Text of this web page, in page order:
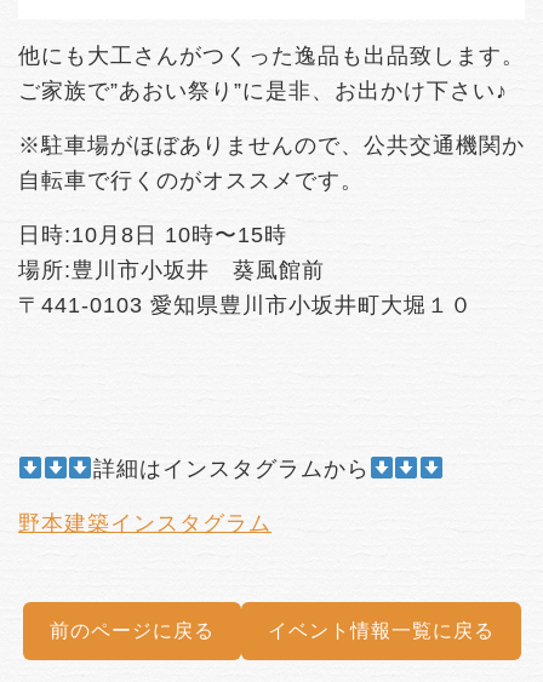
他にも大工さんがつくった逸品も出品致します。
ご家族で”あおい祭り”に是非、お出かけ下さい♪
※駐車場がほぼありませんので、公共交通機関か
自転車で行くのがオススメです。
日時:10月8日 10時〜15時
場所:豊川市小坂井 葵風館前
〒441-0103 愛知県豊川市小坂井町大堀１０
詳細はインスタグラムから
野本建築インスタグラム
前のページに戻る イベント情報一覧に戻る